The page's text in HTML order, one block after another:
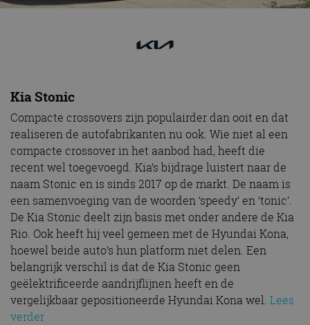
Kia Stonic
Compacte crossovers zijn populairder dan ooit en dat
realiseren de autofabrikanten nu ook. Wie niet al een
compacte crossover in het aanbod had, heeft die
recent wel toegevoegd. Kia’s bijdrage luistert naar de
naam Stonic en is sinds 2017 op de markt. De naam is
een samenvoeging van de woorden ‘speedy’ en ‘tonic’.
De Kia Stonic deelt zijn basis met onder andere de Kia
Rio. Ook heeft hij veel gemeen met de Hyundai Kona,
hoewel beide auto’s hun platform niet delen. Een
belangrijk verschil is dat de Kia Stonic geen
geëlektrificeerde aandrijflijnen heeft en de
vergelijkbaar gepositioneerde Hyundai Kona wel. Lees
verder